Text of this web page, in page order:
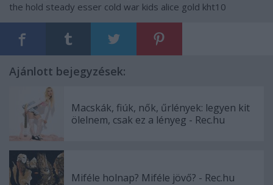
the hold steady esser cold war kids alice gold kht10
Ajánlott bejegyzések:
Macskák, fiúk, nők, űrlények: legyen kit
ölelnem, csak ez a lényeg - Rec.hu
Miféle holnap? Miféle jövő? - Rec.hu